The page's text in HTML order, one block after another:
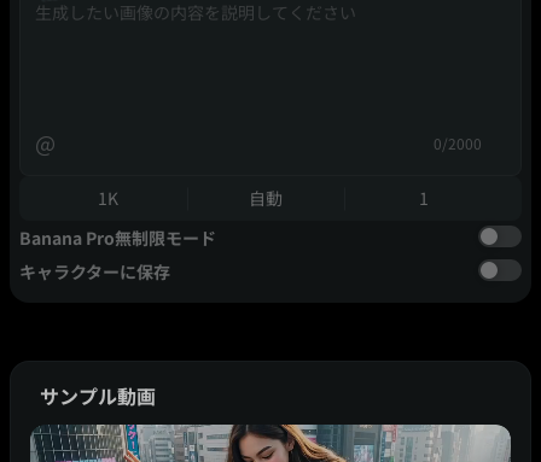
@ 0/2000
1K 自動
1
Banana Pro無制限モード
キャラクターに保存
サンプル動画